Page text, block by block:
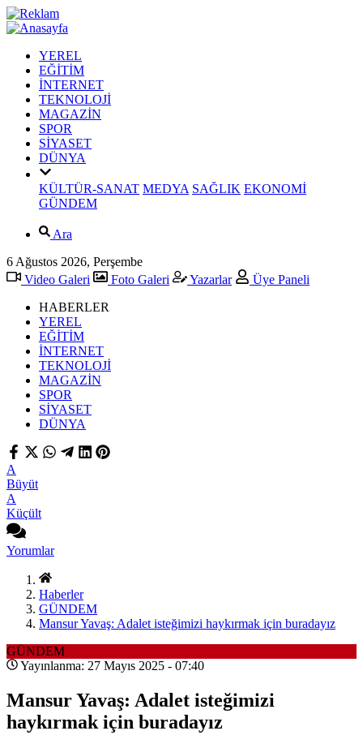
YEREL
EĞİTİM
İNTERNET
TEKNOLOJİ
MAGAZİN
SPOR
SİYASET
DÜNYA
KÜLTÜR-SANAT MEDYA SAĞLIK EKONOMİ
GÜNDEM
Ara
6 Ağustos 2026, Perşembe
Video Galeri
Foto Galeri Yazarlar
Üye Paneli
HABERLER
YEREL
EĞİTİM
İNTERNET
TEKNOLOJİ
MAGAZİN
SPOR
SİYASET
DÜNYA
A
Büyüt
A
Küçült
Yorumlar
Haberler
GÜNDEM
Mansur Yavaş: Adalet isteğimizi haykırmak için buradayız
GÜNDEM
Yayınlanma: 27 Mayıs 2025 - 07:40
Mansur Yavaş: Adalet isteğimizi
haykırmak için buradayız